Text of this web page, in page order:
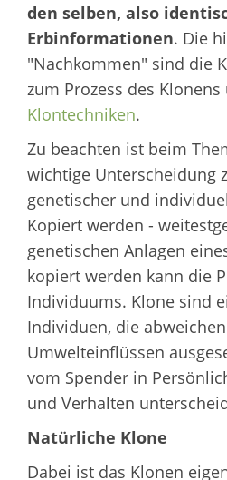
den selben, also
Erbinformationen. Die
"Nachkommen" sind die
zum Prozess des
Klontechniken.
Zu beachten ist beim
wichtige Unterscheidung
genetischer und
Kopiert werden -
genetischen Anlagen
kopiert werden kann die
Individuums. Klone sind
Individuen, die
Umwelteinflüssen
vom Spender in
und Verhalten
Natürliche Klone
Dabei ist das Klonen